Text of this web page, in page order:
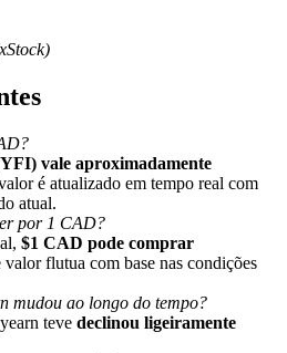
receber recompensas em dinheiro
vale aproximadamente
é atualizado em tempo real com
atual.
por 1 CAD?
$1 CAD pode comprar
valor flutua com base nas condições
mudou ao longo do tempo?
teve declinou ligeiramente